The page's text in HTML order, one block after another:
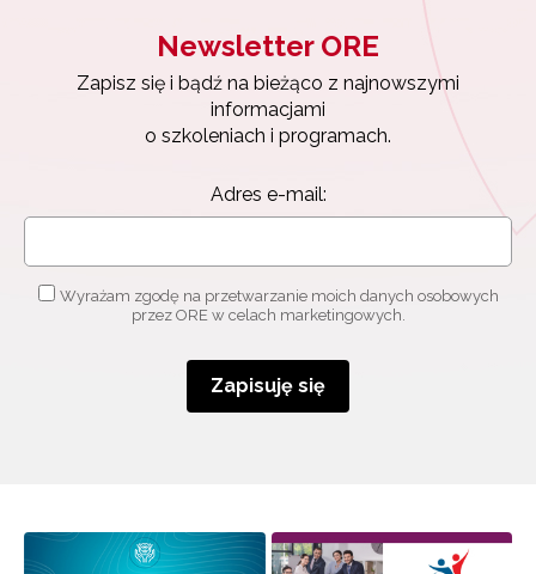
Newsletter ORE
Zapisz się i bądź na bieżąco z najnowszymi
informacjami
o szkoleniach i programach.
Adres e-mail:
Wyrażam zgodę na przetwarzanie moich danych osobowych
przez ORE w celach marketingowych.
Zapisuję się
Newsletter ORE
Adres e-mail: